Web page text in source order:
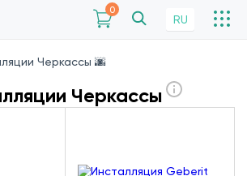
0
RU
Черкассы 🌆
Черкассы